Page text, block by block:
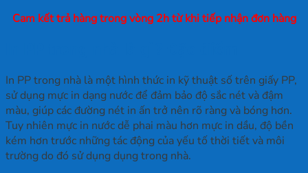
Cam kết trả hàng trong vòng 2h từ khi tiếp nhận đơn hàng
In PP trong nhà là một hình thức in kỹ thuật số trên giấy PP,
sử dụng mực in dạng nước để đảm bảo độ sắc nét và đậm
màu, giúp các đường nét in ấn trở nên rõ ràng và bóng hơn.
Tuy nhiên mực in nước dễ phai màu hơn mực in dầu, độ bền
kém hơn trước những tác động của yếu tố thời tiết và môi
trường do đó sử dụng dụng trong nhà.